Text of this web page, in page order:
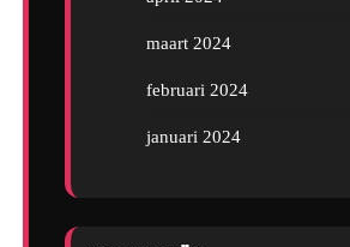
maart 2024
februari 2024
januari 2024